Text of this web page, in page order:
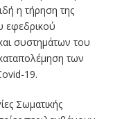
η τήρηση της
εφεδρικού
συστημάτων του
των
19.
Σωματικής